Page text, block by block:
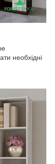
необхідні